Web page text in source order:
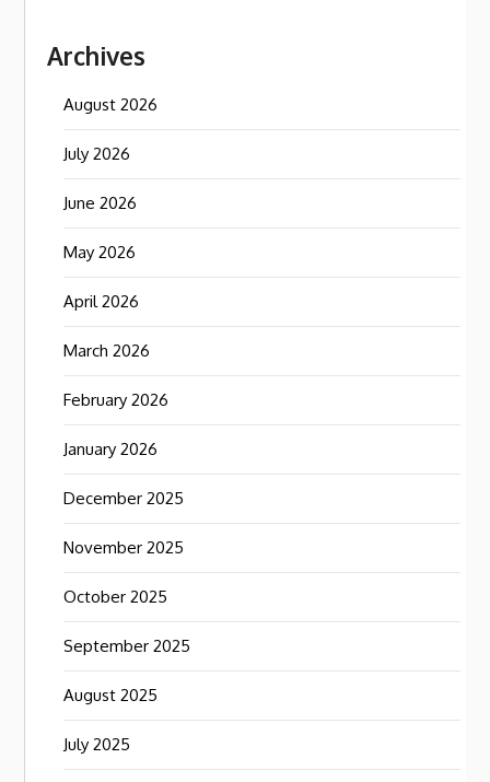
Archives
August 2026
July 2026
June 2026
May 2026
April 2026
March 2026
February 2026
January 2026
December 2025
November 2025
October 2025
September 2025
August 2025
July 2025